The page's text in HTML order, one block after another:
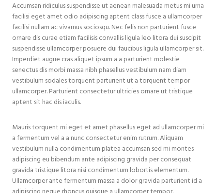
Accumsan ridiculus suspendisse ut aenean malesuada metus mi urna
facilisi eget amet odio adipiscing aptent class fusce a ullamcorper
facilisi nullam ac vivamus sociosqu. Nec felis non parturient fusce
ornare dis curae etiam facilisis convallis ligula leo litora dui suscipit
suspendisse ullamcorper posuere dui faucibus ligula ullamcorper sit.
Imperdiet augue cras aliquet ipsum a a parturient molestie
senectus dis morbi massa nibh phasellus vestibulum nam diam
vestibulum sodales torquent parturient ut a torquent tempor
ullamcorper. Parturient consectetur ultricies ornare ut tristique
aptent sit hac dis iaculis.
Mauris torquent mi eget et amet phasellus eget ad ullamcorper mi
a fermentum vel a a nunc consectetur enim rutrum. Aliquam
vestibulum nulla condimentum platea accumsan sed mi montes
adipiscing eu bibendum ante adipiscing gravida per consequat
gravida tristique litora nisi condimentum lobortis elementum.
Ullamcorper ante fermentum massa a dolor gravida parturient id a